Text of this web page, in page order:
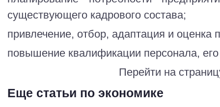
существующего кадрового состава;
привлечение, отбор, адаптация и оценка
повышение квалификации персонала, его
Перейти на
Еще статьи по экономике